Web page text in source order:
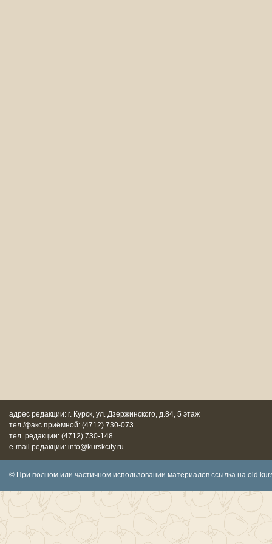
адрес редакции: г. Курск, ул. Дзержинского, д.84, 5 этаж
тел./факс приёмной: (4712) 730-073
тел. редакции: (4712) 730-148
e-mail редакции: info@kurskcity.ru
© При полном или частичном использовании материалов ссылка на